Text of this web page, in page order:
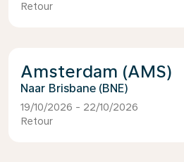
Retour
Amsterdam (AMS)
Brisbane (BNE)
19/10/2026 - 22/10/2026
Retour